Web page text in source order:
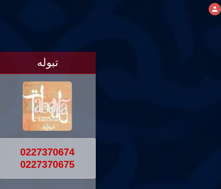
تبوله
0227370674
0227370675